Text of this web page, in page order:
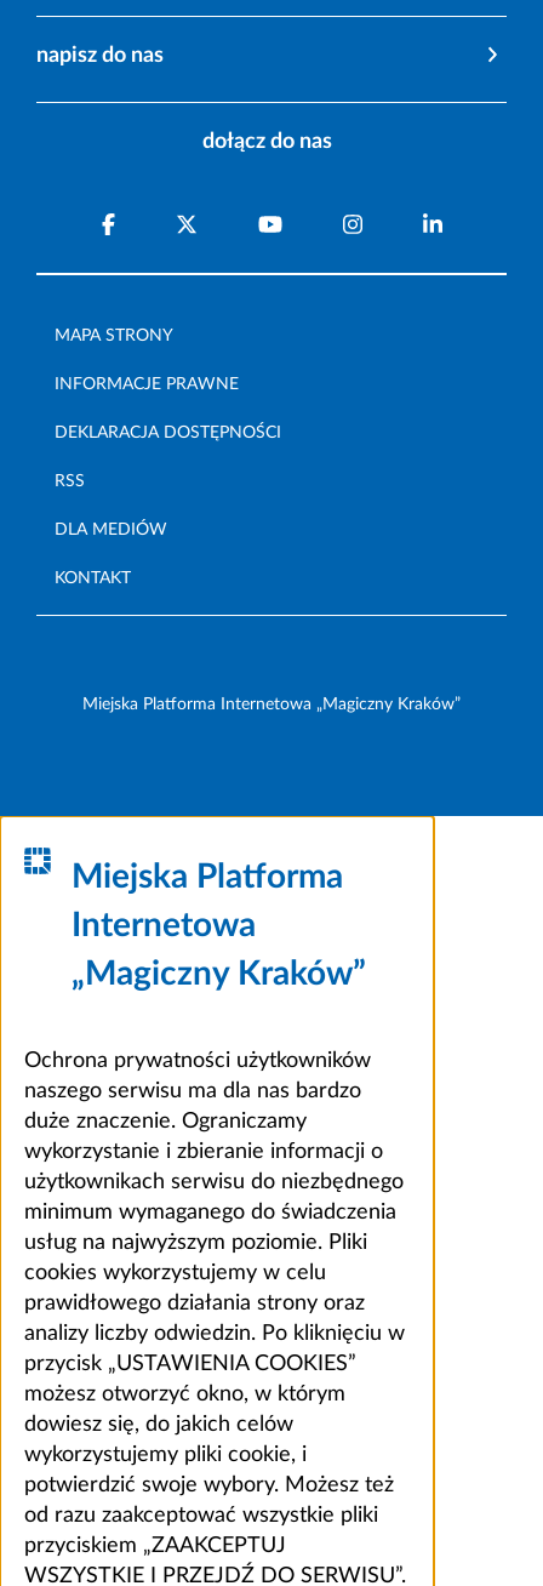
napisz do nas
dołącz do nas
MAPA STRONY
INFORMACJE PRAWNE
DEKLARACJA DOSTĘPNOŚCI
RSS
DLA MEDIÓW
KONTAKT
Miejska Platforma Internetowa „Magiczny Kraków”
Miejska Platforma
Internetowa
„Magiczny Kraków”
Ochrona prywatności użytkowników
naszego serwisu ma dla nas bardzo
duże znaczenie. Ograniczamy
wykorzystanie i zbieranie informacji o
użytkownikach serwisu do niezbędnego
minimum wymaganego do świadczenia
usług na najwyższym poziomie. Pliki
cookies wykorzystujemy w celu
prawidłowego działania strony oraz
analizy liczby odwiedzin. Po kliknięciu w
przycisk „USTAWIENIA COOKIES”
możesz otworzyć okno, w którym
dowiesz się, do jakich celów
wykorzystujemy pliki cookie, i
potwierdzić swoje wybory. Możesz też
od razu zaakceptować wszystkie pliki
przyciskiem „ZAAKCEPTUJ
WSZYSTKIE I PRZEJDŹ DO SERWISU”.